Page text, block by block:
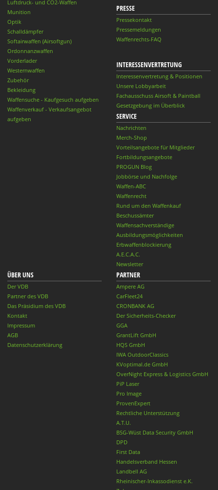
Luftdruck- und CO2-Waffen
Munition
Optik
Schalldämpfer
Softairwaffen (Airsoftgun)
Ordonnanzwaffen
Vorderlader
Westernwaffen
Zubehör
Bekleidung
Waffensuche - Kaufgesuch aufgeben
Waffenverkauf - Verkaufsangebot
aufgeben
PRESSE
Pressekontakt
Pressemeldungen
Waffenrechts-FAQ
INTERESSENVERTRETUNG
Interessenvertretung & Positionen
Unsere Lobbyarbeit
Fachausschuss Airsoft & Paintball
Gesetzgebung im Überblick
SERVICE
Nachrichten
Merch-Shop
Vorteilsangebote für Mitglieder
Fortbildungsangebote
PROGUN Blog
Jobbörse und Nachfolge
Waffen-ABC
Waffenrecht
Rund um den Waffenkauf
Beschussämter
Waffensachverständige
Ausbildungsmöglichkeiten
Erbwaffenblockierung
A.E.C.A.C.
Newsletter
ÜBER UNS
Der VDB
Partner des VDB
Das Präsidium des VDB
Kontakt
Impressum
AGB
Datenschutzerklärung
PARTNER
Ampere AG
CarFleet24
CRONBANK AG
Der Sicherheits-Checker
GGA
GrantLift GmbH
HQS GmbH
IWA OutdoorClassics
KVoptimal.de GmbH
OverNight Express & Logistics GmbH
PiP Laser
Pro Image
ProvenExpert
Rechtliche Unterstützung
A.T.U.
BSG-Wüst Data Security GmbH
DPD
First Data
Handelsverband Hessen
Landbell AG
Rheinischer-Inkassodienst e.K.